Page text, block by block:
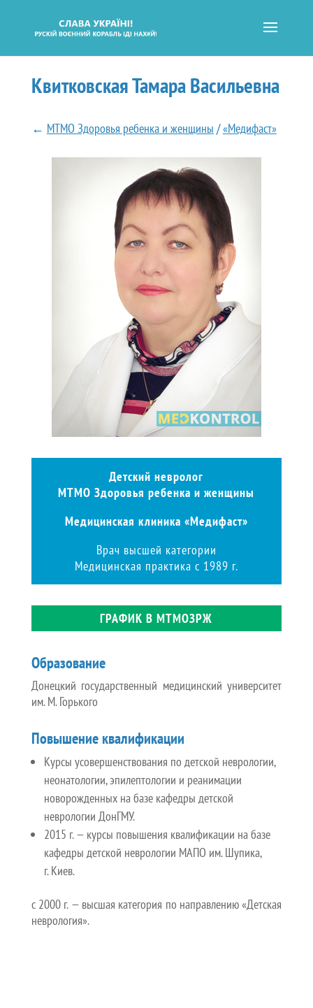
Квитковская Тамара Васильевна
← МТМО Здоровья ребенка и женщины /«Медифаст»
Детский невролог
МТМО Здоровья ребенка и женщины
Медицинская клиника «Медифаст»
Врач высшей категории
Медицинская практика с 1989 г.
ГРАФИК В МТМОЗРЖ
Образование
Донецкий государственный медицинский университет
им. М. Горького
Повышение квалификации
Курсы усовершенствования по детской неврологии,
неонатологии, эпилептологии и реанимации
новорожденных на базе кафедры детской
неврологии ДонГМУ.
2015 г. — курсы повышения квалификации на базе
кафедры детской неврологии МАПО им. Шупика,
г. Киев.
с 2000 г. — высшая категория по направлению «Детская
неврология».